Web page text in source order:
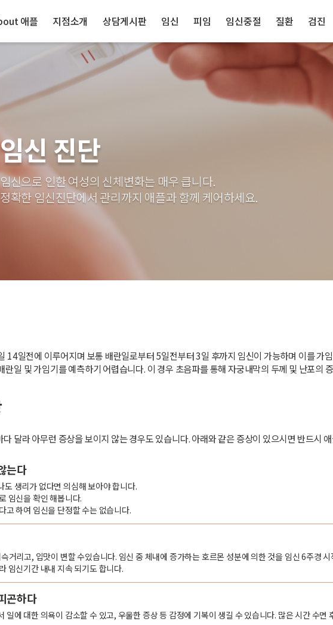
애플 지점소개 상담게시판 임신 피임 임신중절 질환 검진
임신 진단
임신으로 인한 여성의 신체변화는 매우 큽니다.
정확한 임신진단에서 관리까지 애플과 함께 케어하세요.
14일전에 이루어지며 보통 배란일로부터 5일전부터 3일 후까지 임신이 가능하며 이를 가
란일 및 가임기를 예측하기 어렵습니다. 이 경우 초음파를 통해 자궁내막의 두께 및 난포의
달라 아무런 증상을 보이지 않는 경우도 있습니다. 아래와 같은 증상이 있으시면 반드시
는다
도 생리가 없다면 의심해 보아야 합니다.
임신을 확인 해봅니다.
고 하여 임신을 단정할 수는 없습니다.
거리고, 입맛이 변할 수있습니다. 임신 중 체내에 증가하는 호르몬 성분에 의한 것을 임신 6주경
임신기간 내내 지속 되기도 합니다.
곤하다
일에 대한 의욕이 감소할 수 있고, 우울한 증상 등 감정에 기복이 생길 수 있습니다. 많은 시간 수면